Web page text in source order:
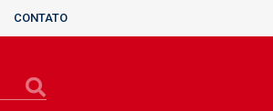
CONTATO